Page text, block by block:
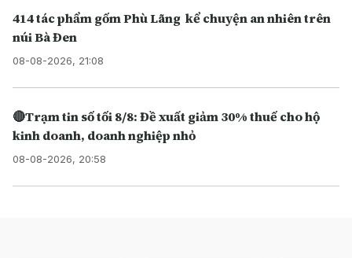
414 tác phẩm gốm Phù Lãng kể chuyện an nhiên trên
núi Bà Đen
08-08-2026, 21:08
🔴Trạm tin số tối 8/8: Đề xuất giảm 30% thuế cho hộ
kinh doanh, doanh nghiệp nhỏ
08-08-2026, 20:58